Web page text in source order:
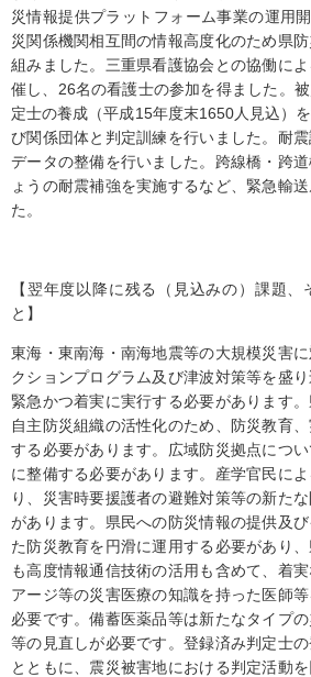
災情報提供プラットフォーム事業の運用
災関係機関相互間の情報高度化のため県
組みました。三重県看護協会との協働に
催し、26名の看護士の参加を得ました。
定士の養成（平成15年度末1650人見込）
び関係団体と判定訓練を行いました。耐
データの整備を行いました。跨線橋・跨
ょうの耐震補強を実施するなど、緊急輸
た。
【翌年度以降に残る（見込みの）課題、
と】
東海・東南海・南海地震等の大規模災害
クションプログラム及び津波対策等を盛
緊急かつ着実に実行する必要があります
自主防災組織の活性化のため、防災教育
する必要があります。広域防災拠点につ
に整備する必要があります。産学官民に
り、災害時要援護者の避難対策等の新た
があります。県民への防災情報の提供及
た防災教育を円滑に運用する必要があり
も高度情報通信技術の活用も含めて、着
アージ等の災害医療の知識を持った医師
必要です。備蓄医薬品等は新たなタイプ
等の見直しが必要です。登録済み判定士
とともに、震災被害地における判定活動